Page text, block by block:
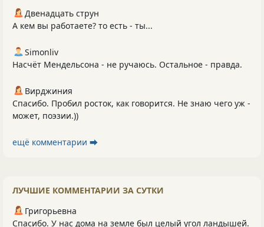
Двенадцать струн
А кем вы работаете? то есть - ты...
Simonliv
Насчёт Мендельсона - не ручаюсь. Остальное - правда.
Вирджиния
Спасибо. Пробил росток, как говорится. Не знаю чего уж -
может, поэзии.))
ещё комментарии ⮕
ЛУЧШИЕ КОММЕНТАРИИ ЗА СУТКИ
Григорьевна
Спасибо. У нас дома на земле был целый угол ландышей.